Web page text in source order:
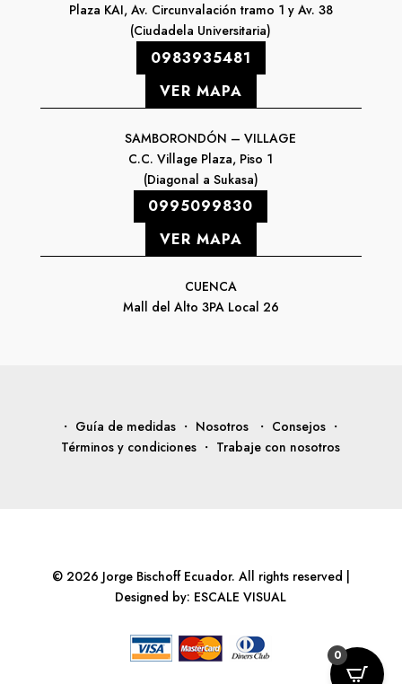
Plaza KAI, Av. Circunvalación tramo 1 y Av. 38
(Ciudadela Universitaria)
0983935481
VER MAPA
SAMBORONDÓN – VILLAGE
C.C. Village Plaza, Piso 1
(Diagonal a Sukasa)
0995099830
VER MAPA
CUENCA
Mall del Alto 3PA Local 26
・ Guía de medidas ・ Nosotros ・ Consejos ・
Términos y condiciones ・ Trabaje con nosotros
© 2026 Jorge Bischoff Ecuador. All rights reserved |
Designed by: ESCALE VISUAL
0